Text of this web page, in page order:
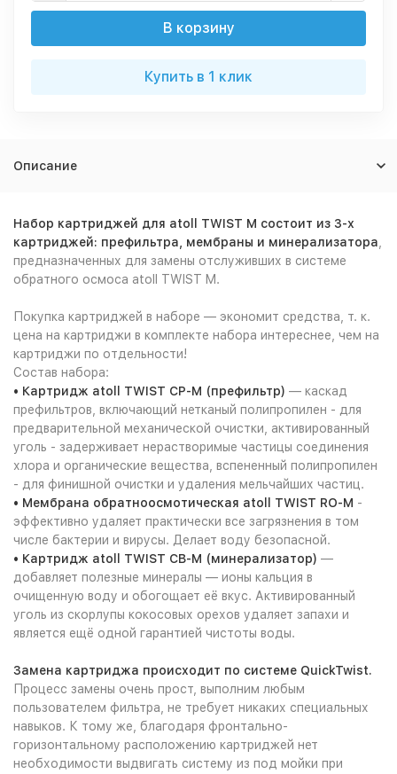
В корзину
Купить в 1 клик
Описание
Набор картриджей для atoll TWIST M состоит из 3-х
картриджей: префильтра, мембраны и минерализатора
предназначенных для замены отслуживших в системе
обратного осмоса atoll TWIST M.
Покупка картриджей в наборе — экономит средства, т. к.
цена на картриджи в комплекте набора интереснее, чем на
картриджи по отдельности!
Состав набора:
• Картридж atoll TWIST CP-М (префильтр) — каскад
префильтров, включающий нетканый полипропилен - для
предварительной механической очистки, активированный
уголь - задерживает нерастворимые частицы соединения
хлора и органические вещества, вспененный полипропилен
- для финишной очистки и удаления мельчайших частиц.
• Мембрана обратноосмотическая atoll TWIST RO-M -
эффективно удаляет практически все загрязнения в том
числе бактерии и вирусы. Делает воду безопасной.
• Картридж atoll TWIST CB-M (минерализатор) —
добавляет полезные минералы — ионы кальция в
очищенную воду и обогощает её вкус. Активированный
уголь из скорлупы кокосовых орехов удаляет запахи и
является ещё одной гарантией чистоты воды.
Замена картриджа происходит по системе QuickTwist.
Процесс замены очень прост, выполним любым
пользователем фильтра, не требует никаких специальных
навыков. К тому же, благодаря фронтально-
горизонтальному расположению картриджей нет
необходимости выдвигать систему из под мойки при